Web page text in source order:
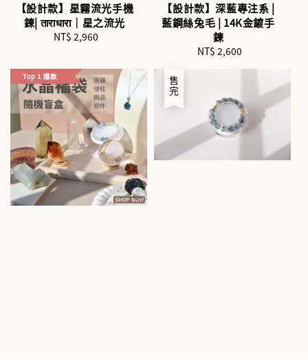
【設計款】星霧流光手機
鍊| ताराधारा｜星之流光
Regular
NT$ 2,960
【設計款】深藍專注系 |
藍鋼絲兔毛 | 14K金鍍手
鍊
Regular
price
NT$ 2,600
Top 1 爆款 售完